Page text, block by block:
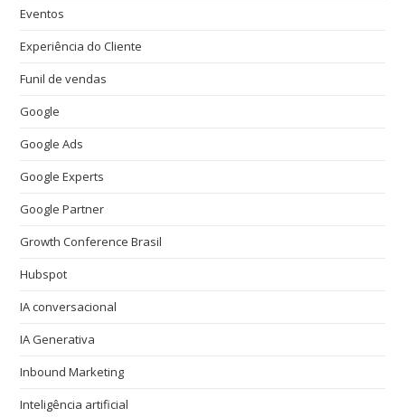
Eventos
Experiência do Cliente
Funil de vendas
Google
Google Ads
Google Experts
Google Partner
Growth Conference Brasil
Hubspot
IA conversacional
IA Generativa
Inbound Marketing
Inteligência artificial